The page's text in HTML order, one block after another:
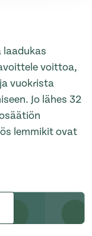
laadukas
voittoa,
vuokrista
Jo lähes 32
lemmikit ovat